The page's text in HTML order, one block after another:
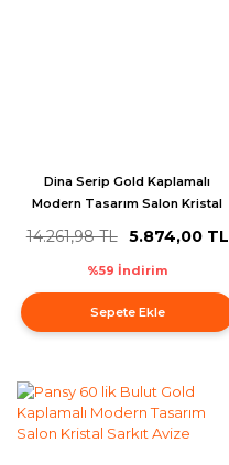
Dina Serip Gold Kaplamalı
Modern Tasarım Salon Kristal
14.261,98 TL 5.874,00 TL
%59 İndirim
Sepete Ekle